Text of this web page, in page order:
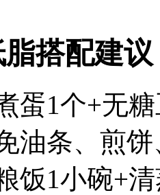
搭配建议
蛋1个+无
油条、煎
饭1小碗+